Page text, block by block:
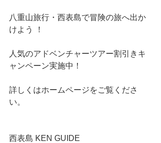
八重山旅行・西表島で冒険の旅へ出か
けよう ！
人気のアドベンチャーツアー割引きキ
ャンペーン実施中！
詳しくはホームページをご覧くださ
い。
西表島 KEN GUIDE